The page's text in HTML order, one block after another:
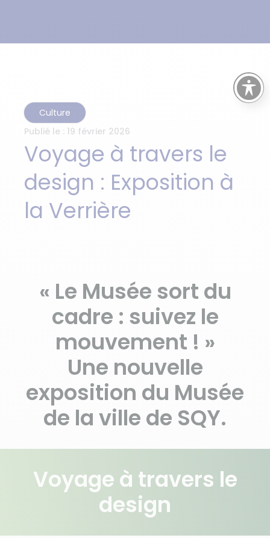
Culture
Publié le : 19 février 2026
Voyage à travers le
design : Exposition à
la Verrière
« Le Musée sort du
cadre : suivez le
mouvement ! »
Une nouvelle
exposition du Musée
de la ville de SQY.
Voyage à travers le
design